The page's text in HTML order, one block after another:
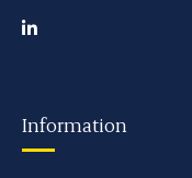
Information